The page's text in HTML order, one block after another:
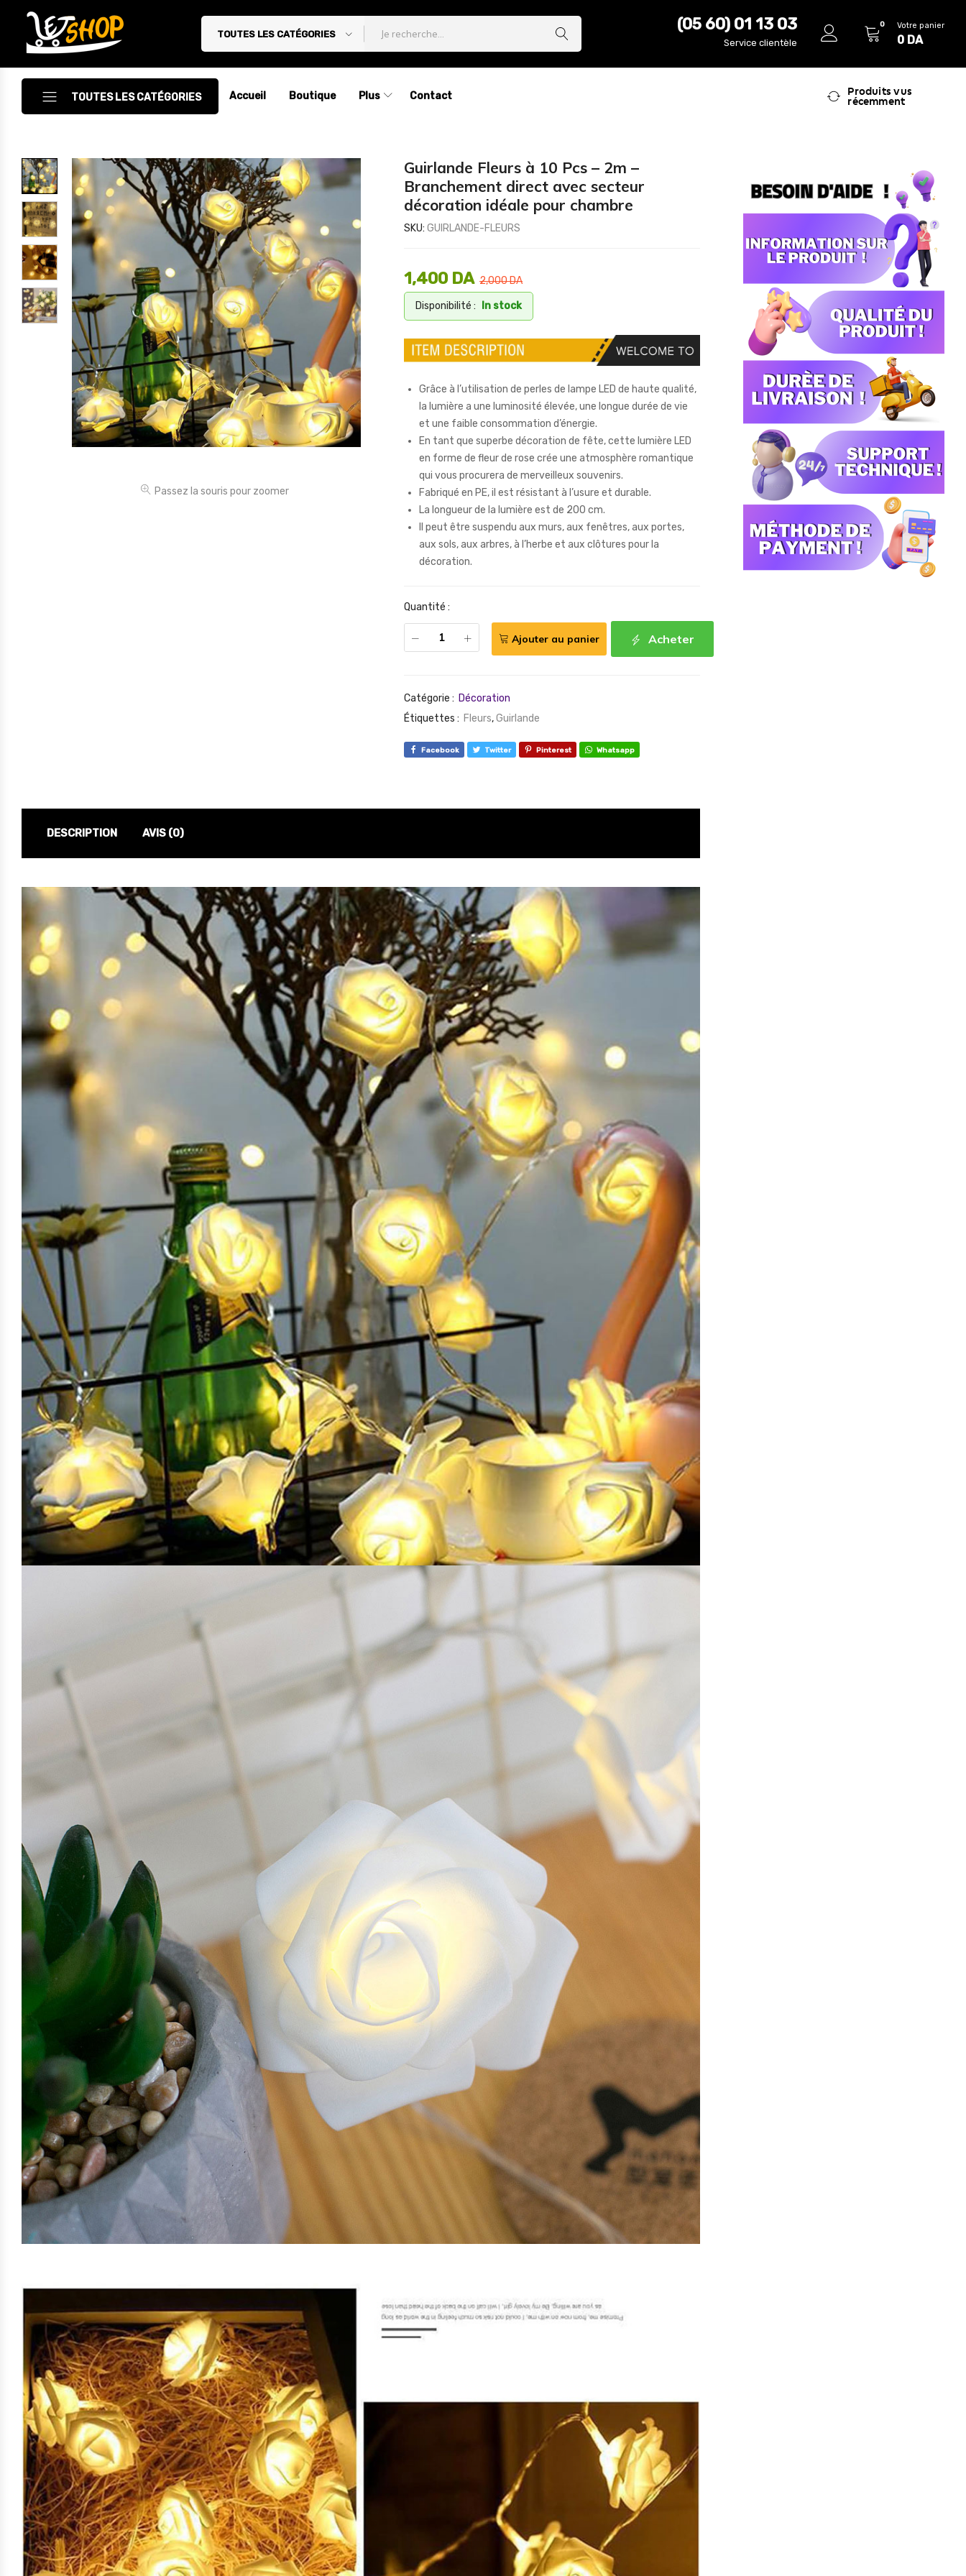
Letshop.dz
TOUTES LES CATÉGORIES
(05 60) 01 13 03
Service clientèle
0 Votre panier
0 DA
TOUTES LES CATÉGORIES
Accessoires
Accessoires Auto/Moto
Accessoires PC
Camping & Randonnée
Cuisine
Décoration
Electroménager
Électronique
Maison
Maternité
Outillages & Bricolage
Accueil Boutique Plus Contact
Produits vus
récemment
Passez la souris pour zoomer
Guirlande Fleurs à 10 Pcs – 2m –
Branchement direct avec secteur
décoration idéale pour chambre
SKU: GUIRLANDE-FLEURS
2,000DA
1,400 DA
Disponibilité : In stock
Grâce à l’utilisation de perles de lampe LED de haute qualité,
la lumière a une luminosité élevée, une longue durée de vie
et une faible consommation d’énergie.
En tant que superbe décoration de fête, cette lumière LED
en forme de fleur de rose crée une atmosphère romantique
qui vous procurera de merveilleux souvenirs.
Fabriqué en PE, il est résistant à l’usure et durable.
La longueur de la lumière est de 200 cm.
Il peut être suspendu aux murs, aux fenêtres, aux portes,
aux sols, aux arbres, à l’herbe et aux clôtures pour la
décoration.
Quantité :
Acheter
Ajouter au panier
Catégorie : Décoration
Étiquettes : Fleurs,Guirlande
Facebook Twitter Pinterest Whatsapp
DESCRIPTION AVIS (0)